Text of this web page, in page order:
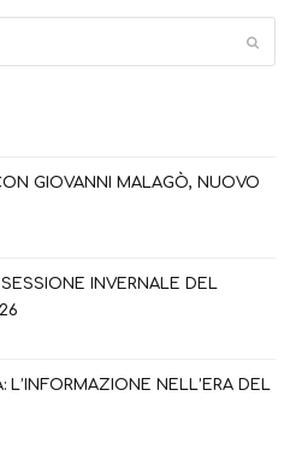
Submit
GIOVANNI MALAGÒ, NUOVO
INVERNALE DEL
L’INFORMAZIONE NELL’ERA DEL